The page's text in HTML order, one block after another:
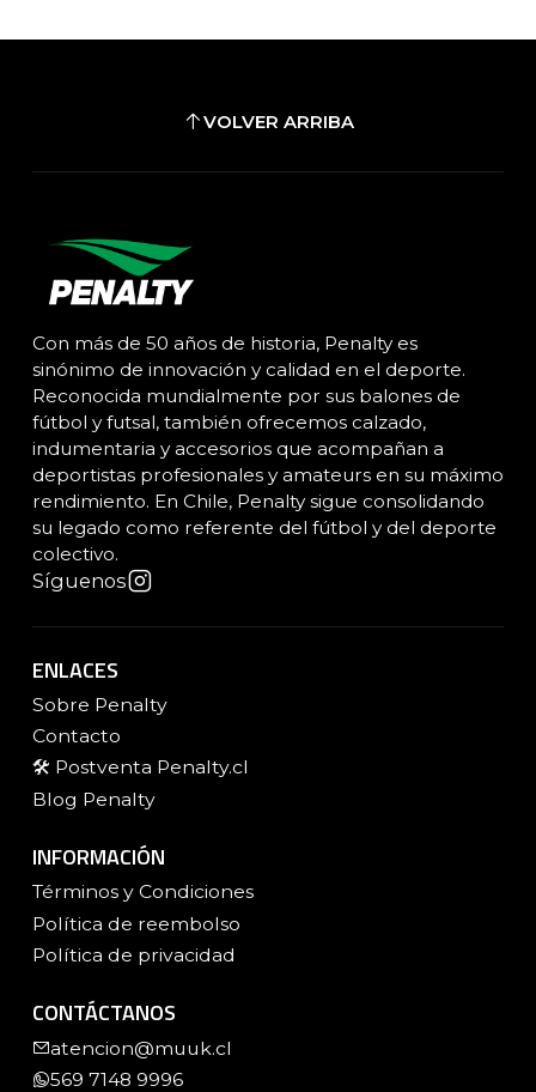
VOLVER ARRIBA
Con más de 50 años de historia, Penalty es
sinónimo de innovación y calidad en el deporte.
Reconocida mundialmente por sus balones de
fútbol y futsal, también ofrecemos calzado,
indumentaria y accesorios que acompañan a
deportistas profesionales y amateurs en su máximo
rendimiento. En Chile, Penalty sigue consolidando
su legado como referente del fútbol y del deporte
colectivo.
Síguenos
ENLACES
Sobre Penalty
Contacto
🛠️ Postventa Penalty.cl
Blog Penalty
INFORMACIÓN
Términos y Condiciones
Política de reembolso
Política de privacidad
CONTÁCTANOS
atencion@muuk.cl
569 7148 9996